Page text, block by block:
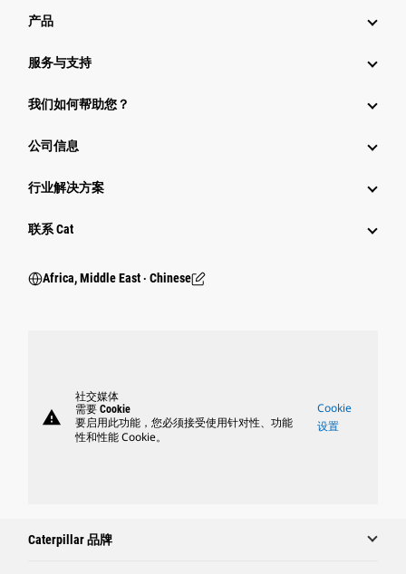
产品
服务与支持
我们如何帮助您？
公司信息
行业解决方案
行业
联系 Cat
Africa, Middle East ‧ Chinese
warning
社交媒体
需要 Cookie
要启用此功能，您必须接受使用针对性、功能
性和性能 Cookie。
Cookie
设置
Caterpillar 品牌